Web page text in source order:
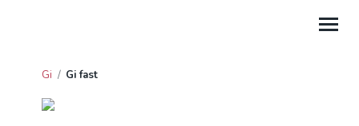
Gi / Gi fast